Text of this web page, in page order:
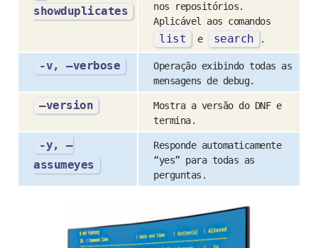
showduplicates
nos repositórios.
Aplicável aos comandos
list e search .
-v, –verbose
Operação exibindo todas as
mensagens de debug.
–version
Mostra a versão do DNF e
termina.
-y, –
assumeyes
Responde automaticamente
“yes” para todas as
perguntas.